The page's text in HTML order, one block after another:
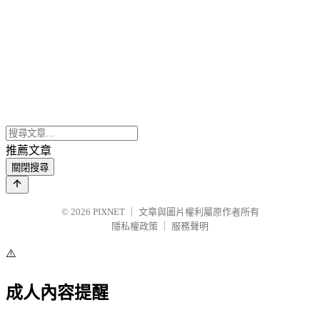
推薦文章
關閉搜尋
© 2026 PIXNET
文章與圖片權利屬原作者所有
隱私權政策
服務聲明
⚠️
成人內容提醒